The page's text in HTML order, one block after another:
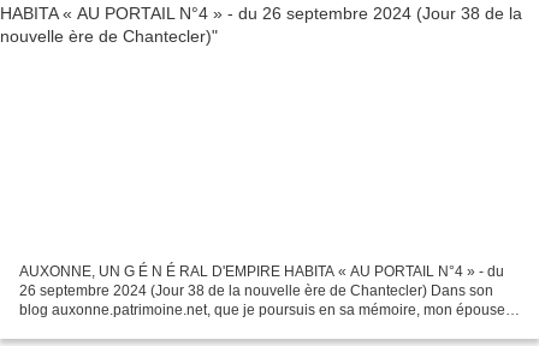
AUXONNE, UN G É N É RAL D'EMPIRE HABITA « AU PORTAIL N°4 » - du
26 septembre 2024 (Jour 38 de la nouvelle ère de Chantecler) Dans son
blog auxonne.patrimoine.net, que je poursuis en sa mémoire, mon épouse